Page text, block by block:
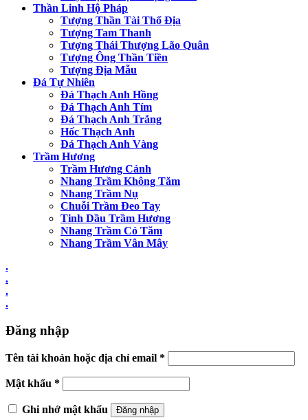
Thần Linh Hộ Pháp
Tượng Thần Tài Thổ Địa
Tượng Tam Thanh
Tượng Thái Thượng Lão Quân
Tượng Ông Thần Tiền
Tượng Địa Mẫu
Đá Tự Nhiên
Đá Thạch Anh Hồng
Đá Thạch Anh Tím
Đá Thạch Anh Trắng
Hốc Thạch Anh
Đá Thạch Anh Vàng
Trầm Hương
Trầm Hương Cảnh
Nhang Trầm Không Tăm
Nhang Trầm Nụ
Chuỗi Trầm Đeo Tay
Tinh Dầu Trầm Hương
Nhang Trầm Có Tăm
Nhang Trầm Vân Mây
.
.
.
.
Đăng nhập
Tên tài khoản hoặc địa chỉ email *
Mật khẩu *
Ghi nhớ mật khẩu Đăng nhập